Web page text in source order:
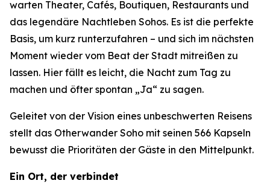
warten Theater, Cafés, Boutiquen, Restaurants und
das legendäre Nachtleben Sohos. Es ist die perfekte
Basis, um kurz runterzufahren – und sich im nächsten
Moment wieder vom Beat der Stadt mitreißen zu
lassen. Hier fällt es leicht, die Nacht zum Tag zu
machen und öfter spontan „Ja“ zu sagen.
Geleitet von der Vision eines unbeschwerten Reisens
stellt das Otherwander Soho mit seinen 566 Kapseln
bewusst die Prioritäten der Gäste in den Mittelpunkt.
Ein Ort, der verbindet